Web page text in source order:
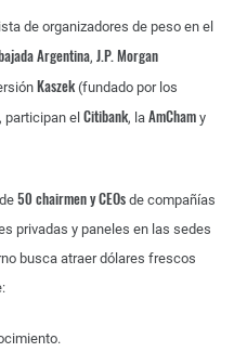
de organizadores de peso en el
Argentina, J.P. Morgan
Kaszek (fundado por los
el Citibank, la AmCham y
50 chairmen y CEOs de compañías
privadas y paneles en las sedes
busca atraer dólares frescos